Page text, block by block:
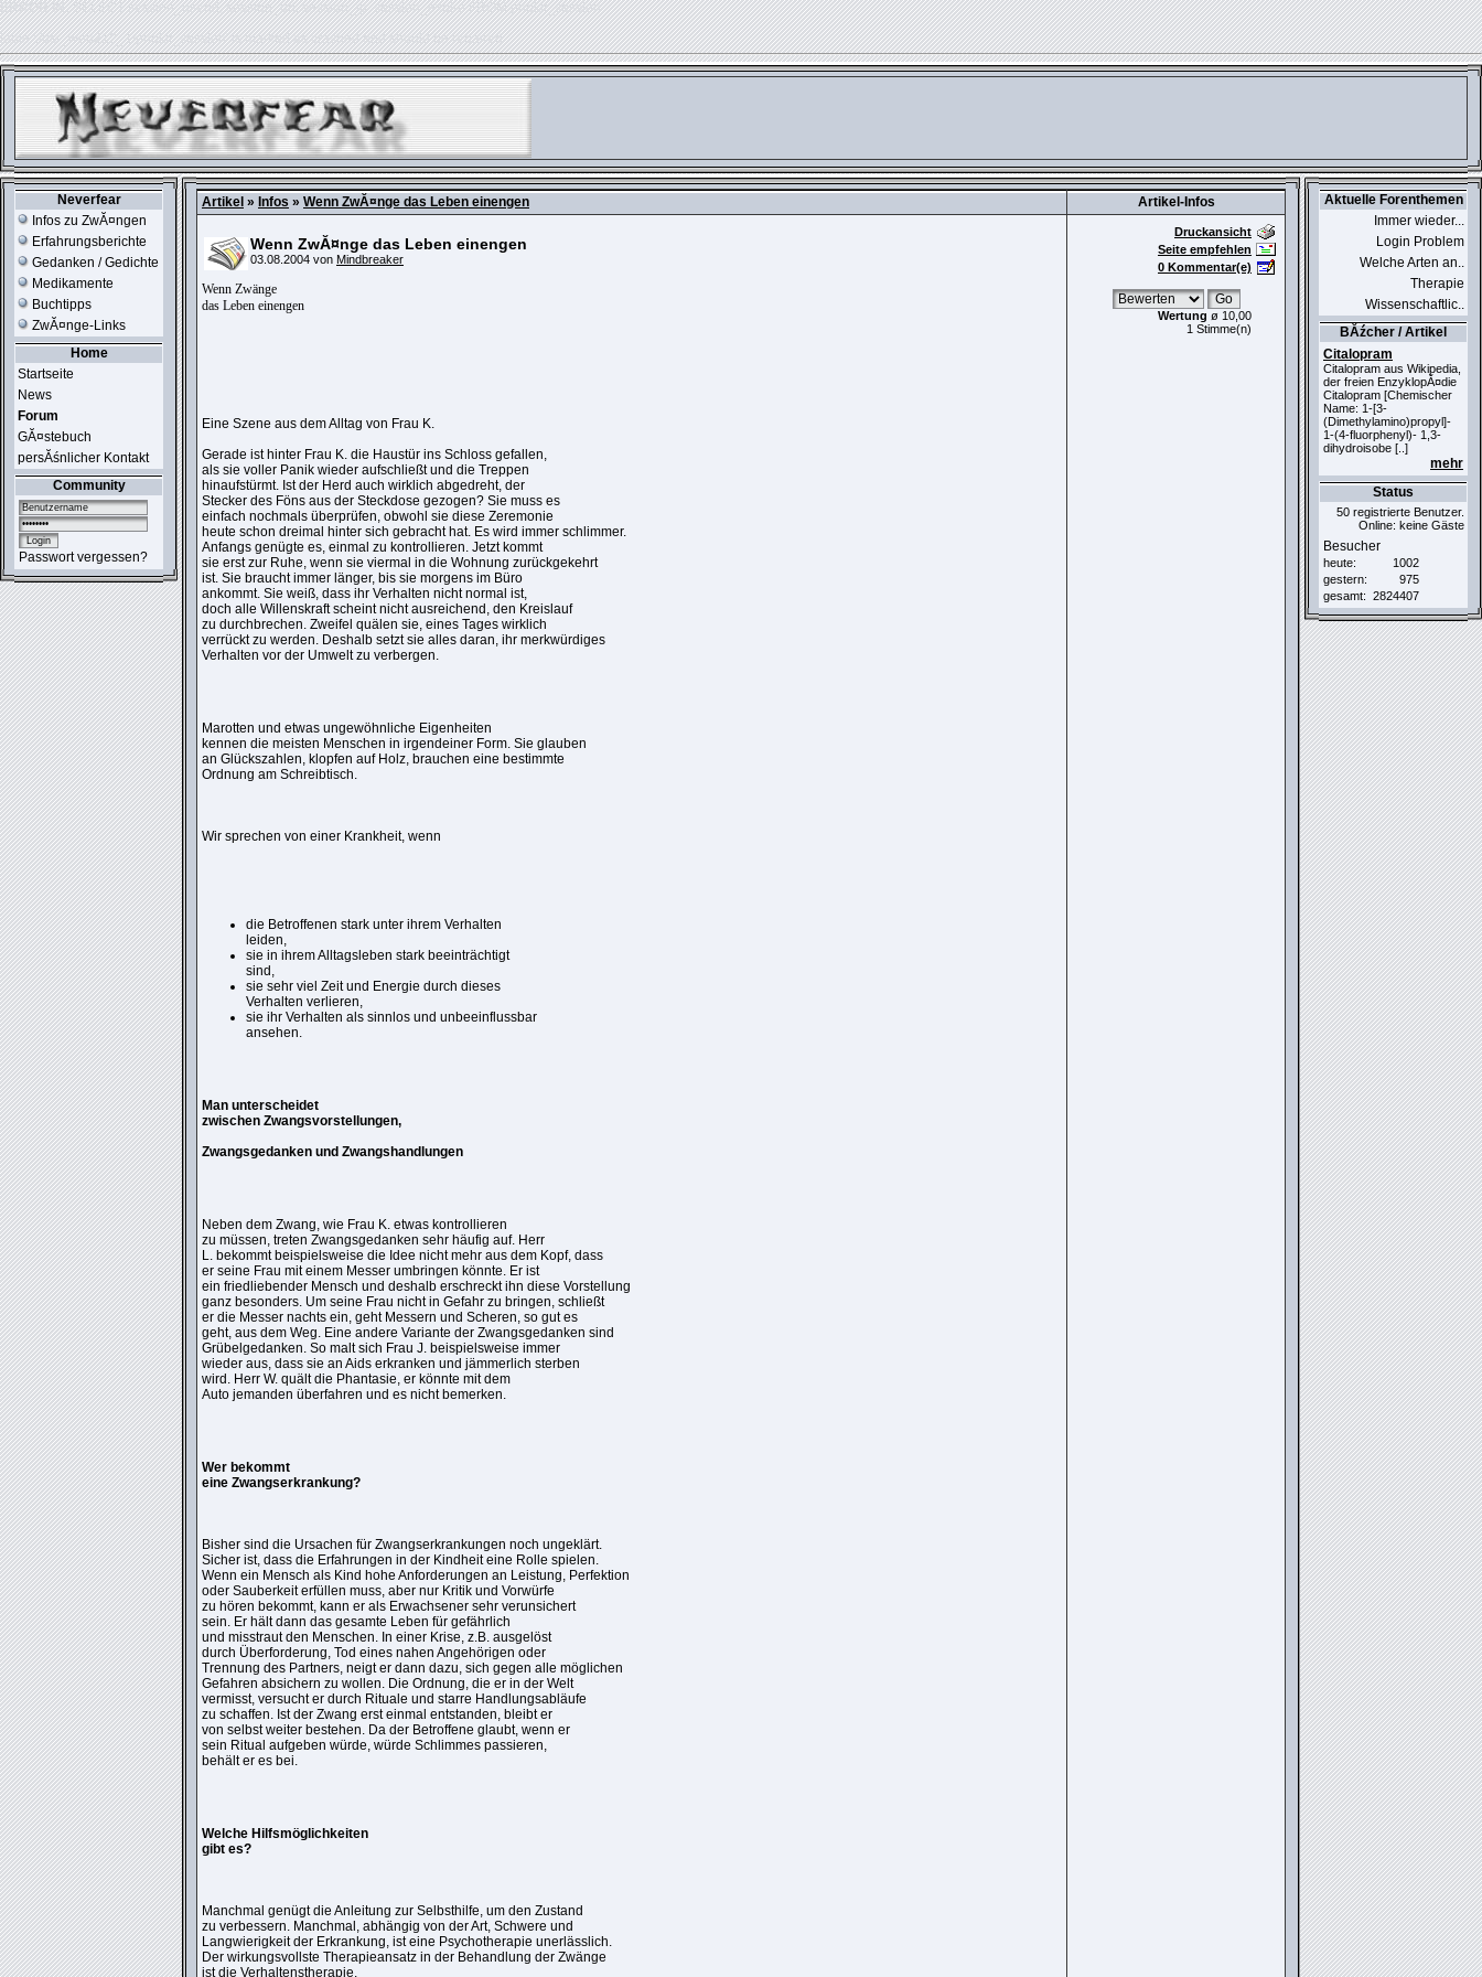
ERROR IN:SELECT session_userid, session_url, session_ip, session_expire FROM phpkit_session
table './usr_web212_1/phpkit_session' is marked as crashed and should be repaired
Neverfear
Infos zu ZwĂ¤ngen
Erfahrungsberichte
Gedanken / Gedichte
Medikamente
Buchtipps
ZwĂ¤nge-Links
Home
Startseite
News
Forum
GĂ¤stebuch
persĂśnlicher Kontakt
Community
Passwort vergessen?
Artikel » Infos » Wenn ZwĂ¤nge das Leben einengen Artikel-Infos
Wenn ZwĂ¤nge das Leben einengen
03.08.2004 von Mindbreaker
Wenn Zwänge
das Leben einengen
Eine Szene aus dem Alltag von Frau K.
Gerade ist hinter Frau K. die Haustür ins Schloss gefallen,
als sie voller Panik wieder aufschließt und die Treppen
hinaufstürmt. Ist der Herd auch wirklich abgedreht, der
Stecker des Föns aus der Steckdose gezogen? Sie muss es
einfach nochmals überprüfen, obwohl sie diese Zeremonie
heute schon dreimal hinter sich gebracht hat. Es wird immer schlimmer.
Anfangs genügte es, einmal zu kontrollieren. Jetzt kommt
sie erst zur Ruhe, wenn sie viermal in die Wohnung zurückgekehrt
ist. Sie braucht immer länger, bis sie morgens im Büro
ankommt. Sie weiß, dass ihr Verhalten nicht normal ist,
doch alle Willenskraft scheint nicht ausreichend, den Kreislauf
zu durchbrechen. Zweifel quälen sie, eines Tages wirklich
verrückt zu werden. Deshalb setzt sie alles daran, ihr merkwürdiges
Verhalten vor der Umwelt zu verbergen.
Marotten und etwas ungewöhnliche Eigenheiten
kennen die meisten Menschen in irgendeiner Form. Sie glauben
an Glückszahlen, klopfen auf Holz, brauchen eine bestimmte
Ordnung am Schreibtisch.
Wir sprechen von einer Krankheit, wenn
die Betroffenen stark unter ihrem Verhalten
leiden,
sie in ihrem Alltagsleben stark beeinträchtigt
sind,
sie sehr viel Zeit und Energie durch dieses
Verhalten verlieren,
sie ihr Verhalten als sinnlos und unbeeinflussbar
ansehen.
Man unterscheidet
zwischen Zwangsvorstellungen,
Zwangsgedanken und Zwangshandlungen
Neben dem Zwang, wie Frau K. etwas kontrollieren
zu müssen, treten Zwangsgedanken sehr häufig auf. Herr
L. bekommt beispielsweise die Idee nicht mehr aus dem Kopf, dass
er seine Frau mit einem Messer umbringen könnte. Er ist
ein friedliebender Mensch und deshalb erschreckt ihn diese Vorstellung
ganz besonders. Um seine Frau nicht in Gefahr zu bringen, schließt
er die Messer nachts ein, geht Messern und Scheren, so gut es
geht, aus dem Weg. Eine andere Variante der Zwangsgedanken sind
Grübelgedanken. So malt sich Frau J. beispielsweise immer
wieder aus, dass sie an Aids erkranken und jämmerlich sterben
wird. Herr W. quält die Phantasie, er könnte mit dem
Auto jemanden überfahren und es nicht bemerken.
Wer bekommt
eine Zwangserkrankung?
Bisher sind die Ursachen für Zwangserkrankungen noch ungeklärt.
Sicher ist, dass die Erfahrungen in der Kindheit eine Rolle spielen.
Wenn ein Mensch als Kind hohe Anforderungen an Leistung, Perfektion
oder Sauberkeit erfüllen muss, aber nur Kritik und Vorwürfe
zu hören bekommt, kann er als Erwachsener sehr verunsichert
sein. Er hält dann das gesamte Leben für gefährlich
und misstraut den Menschen. In einer Krise, z.B. ausgelöst
durch Überforderung, Tod eines nahen Angehörigen oder
Trennung des Partners, neigt er dann dazu, sich gegen alle möglichen
Gefahren absichern zu wollen. Die Ordnung, die er in der Welt
vermisst, versucht er durch Rituale und starre Handlungsabläufe
zu schaffen. Ist der Zwang erst einmal entstanden, bleibt er
von selbst weiter bestehen. Da der Betroffene glaubt, wenn er
sein Ritual aufgeben würde, würde Schlimmes passieren,
behält er es bei.
Welche Hilfsmöglichkeiten
gibt es?
Manchmal genügt die Anleitung zur Selbsthilfe, um den Zustand
zu verbessern. Manchmal, abhängig von der Art, Schwere und
Langwierigkeit der Erkrankung, ist eine Psychotherapie unerlässlich.
Der wirkungsvollste Therapieansatz in der Behandlung der Zwänge
ist die Verhaltenstherapie.
Druckansicht
Seite empfehlen
0 Kommentar(e)
Wertung ø 10,00
1 Stimme(n)
Aktuelle Forenthemen
Immer wieder...
Login Problem
Welche Arten an..
Therapie
Wissenschaftlic..
BĂźcher / Artikel
Citalopram
Citalopram aus Wikipedia,
der freien EnzyklopĂ¤die
Citalopram [Chemischer
Name: 1-[3-
(Dimethylamino)propyl]-
1-(4-fluorphenyl)- 1,3-
dihydroisobe [..]
mehr
Status
50 registrierte Benutzer.
Online: keine Gäste
Besucher
heute:
1002
gestern:
975
gesamt: 2824407